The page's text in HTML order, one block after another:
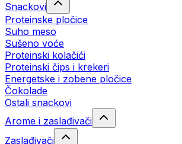
Snackovi
Proteinske pločice
Suho meso
Sušeno voće
Proteinski kolačići
Proteinski čips i krekeri
Energetske i zobene pločice
Čokolade
Ostali snackovi
Arome i zaslađivači
Zaslađivači